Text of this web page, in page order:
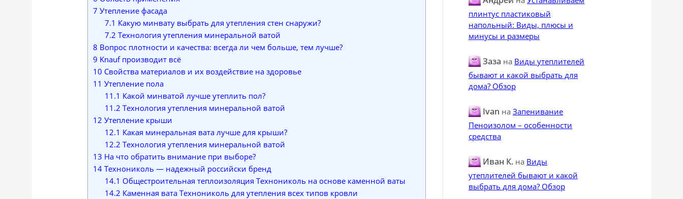
7 Утепление фасада
7.1 Какую минвату выбрать для утепления стен снаружи?
7.2 Технология утепления минеральной ватой
8 Вопрос плотности и качества: всегда ли чем больше, тем лучше?
9 Knauf производит всё
10 Свойства материалов и их воздействие на здоровье
11 Утепление пола
11.1 Какой минватой лучше утеплить пол?
11.2 Технология утепления минеральной ватой
12 Утепление крыши
12.1 Какая минеральная вата лучше для крыши?
12.2 Технология утепления минеральной ватой
13 На что обратить внимание при выборе?
14 Технониколь — надежный российски бренд
14.1 Общестроительная теплоизоляция Технониколь на основе каменной ваты
14.2 Каменная вата Технониколь для утепления всех типов кровли
плинтус пластиковый
напольный: Виды, плюсы и
минусы и размеры
Заза на Виды утеплителей
бывают и какой выбрать для
дома? Обзор
Ivan на Запенивание
Пеноизолом – особенности
средства
Иван К. на Виды
утеплителей бывают и какой
выбрать для дома? Обзор